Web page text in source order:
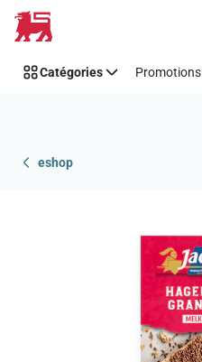
Passer
Catégories Promotions
eshop